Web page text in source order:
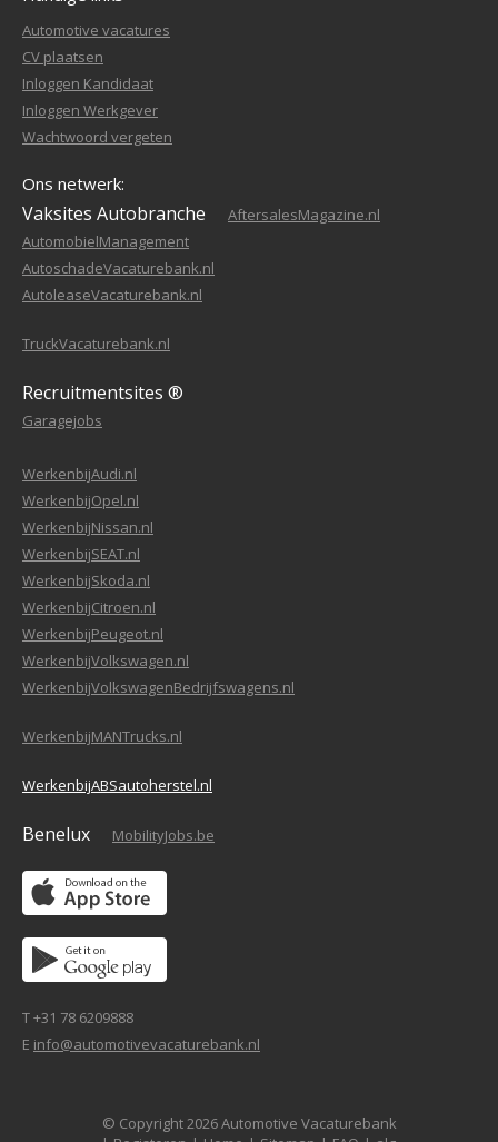
Automotive vacatures
CV plaatsen
Inloggen Kandidaat
Inloggen Werkgever
Wachtwoord vergeten
Ons netwerk:
Vaksites Autobranche
AftersalesMagazine.nl
AutomobielManagement
AutoschadeVacaturebank.nl
AutoleaseVacaturebank.nl
TruckVacaturebank.nl
Recruitmentsites ®
Garagejobs
WerkenbijAudi.nl
WerkenbijOpel.nl
WerkenbijNissan.nl
WerkenbijSEAT.nl
WerkenbijSkoda.nl
WerkenbijCitroen.nl
WerkenbijPeugeot.nl
WerkenbijVolkswagen.nl
WerkenbijVolkswagenBedrijfswagens.nl
WerkenbijMANTrucks.nl
WerkenbijABSautoherstel.nl
Benelux MobilityJobs.be
T +31 78 6209888
E info@automotivevacaturebank.nl
© Copyright 2026 Automotive Vacaturebank